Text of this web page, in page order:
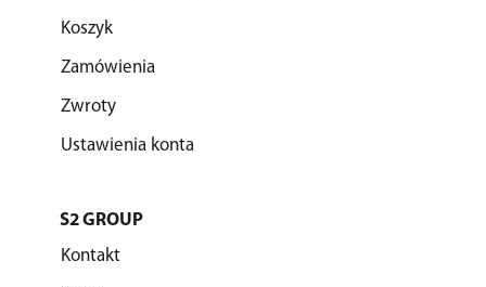
Koszyk
Zamówienia
Zwroty
Ustawienia konta
S2 GROUP
Kontakt